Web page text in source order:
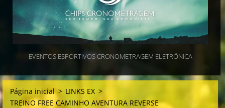
EVENTOS ESPORTIVOS CRONOMETRAGEM ELETRÔNICA
Página inicial > LINKS EX >
TREINO FREE CAMINHO AVENTURA REVERSE